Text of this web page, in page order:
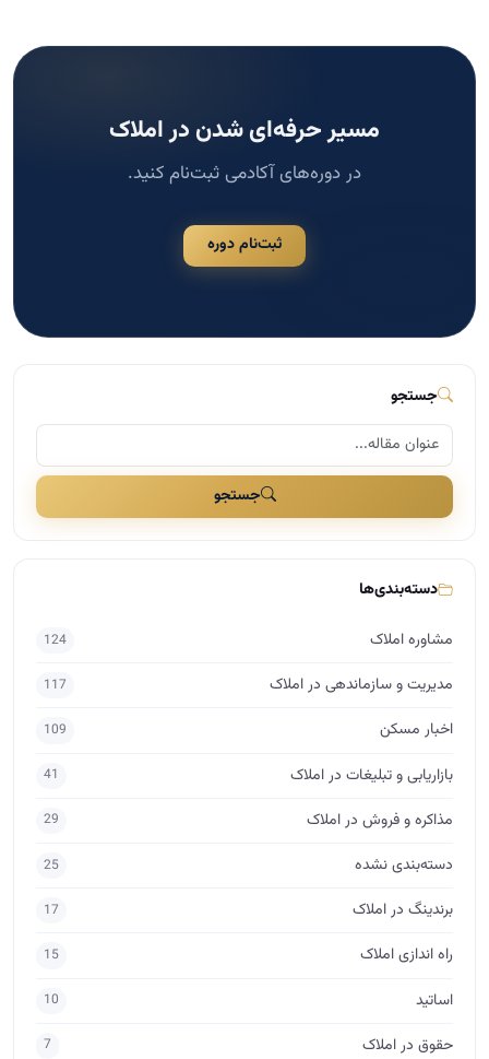
مسیر حرفه‌ای شدن در املاک
در دوره‌های آکادمی ثبت‌نام کنید.
ثبت‌نام دوره
جستجو
جستجو
دسته‌بندی‌ها
مشاوره املاک 124
مدیریت و سازماندهی در املاک 117
اخبار مسکن 109
بازاریابی و تبلیغات در املاک 41
مذاکره و فروش در املاک 29
دسته‌بندی نشده 25
برندینگ در املاک 17
راه اندازی املاک 15
اساتید 10
حقوق در املاک 7